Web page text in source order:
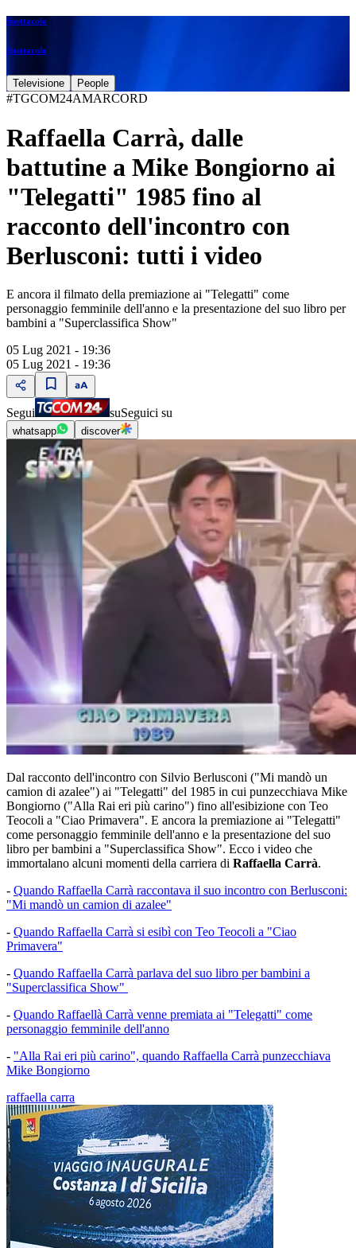
Spettacolo
Spettacolo
Televisione People
#TGCOM24AMARCORD
Raffaella Carrà, dalle
battutine a Mike Bongiorno ai
"Telegatti" 1985 fino al
racconto dell'incontro con
Berlusconi: tutti i video
E ancora il filmato della premiazione ai "Telegatti" come
personaggio femminile dell'anno e la presentazione del suo libro per
bambini a "Superclassifica Show"
05 Lug 2021 - 19:36
05 Lug 2021 - 19:36
Segui suSeguici su
whatsapp discover
Dal racconto dell'incontro con Silvio Berlusconi ("Mi mandò un
camion di azalee") ai "Telegatti" del 1985 in cui punzecchiava Mike
Bongiorno ("Alla Rai eri più carino") fino all'esibizione con Teo
Teocoli a "Ciao Primavera". E ancora la premiazione ai "Telegatti"
come personaggio femminile dell'anno e la presentazione del suo
libro per bambini a "Superclassifica Show". Ecco i video che
immortalano alcuni momenti della carriera di Raffaella Carrà.
- Quando Raffaella Carrà raccontava il suo incontro con Berlusconi:
"Mi mandò un camion di azalee"
- Quando Raffaella Carrà si esibì con Teo Teocoli a "Ciao
Primavera"
- Quando Raffaella Carrà parlava del suo libro per bambini a
"Superclassifica Show"
- Quando Raffaellà Carrà venne premiata ai "Telegatti" come
personaggio femminile dell'anno
- "Alla Rai eri più carino", quando Raffaella Carrà punzecchiava
Mike Bongiorno
raffaella carra